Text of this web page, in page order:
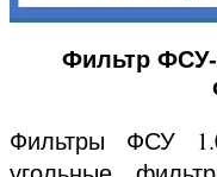
Фильтр ФСУ-
Фильтры ФСУ